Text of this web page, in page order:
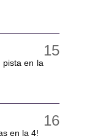
pista en la
en la 4!